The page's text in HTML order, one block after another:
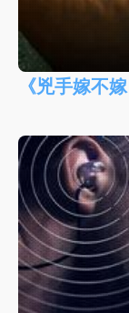
《兇手嫁不